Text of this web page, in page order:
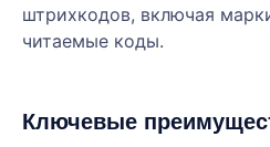
штрихкодов, включая
читаемые коды.
Ключевые